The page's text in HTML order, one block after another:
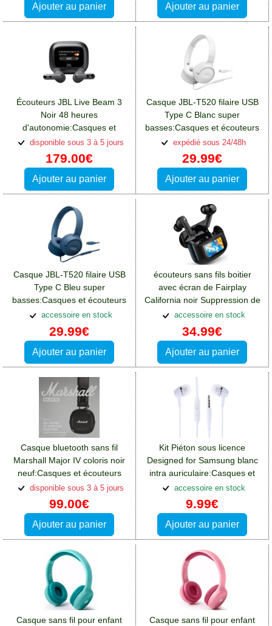
Ajouter au panier Ajouter au panier
Écouteurs JBL Live Beam 3
Noir 48 heures
d'autonomie:Casques et
écouteurs Oppo A76
disponible sous 3 à 5 jours
179.00€
Ajouter au panier
Casque JBL-T520 filaire USB
Type C Blanc super
basses:Casques et écouteurs
Oppo A76
expédié sous 24/48h
29.99€
Ajouter au panier
Casque JBL-T520 filaire USB
Type C Bleu super
basses:Casques et écouteurs
Oppo A76
accessoire en stock
29.99€
Ajouter au panier
écouteurs sans fils boitier
avec écran de Fairplay
California noir Suppression de
Bruit Active
accessoire en stock
34.99€
Ajouter au panier
Casque bluetooth sans fil
Marshall Major IV coloris noir
neuf:Casques et écouteurs
Oppo A76
disponible sous 3 à 5 jours
99.00€
Ajouter au panier
Kit Piéton sous licence
Designed for Samsung blanc
intra auriculaire:Casques et
écouteurs Oppo A76
accessoire en stock
9.99€
Ajouter au panier
Casque sans fil pour enfant
Casque sans fil pour enfant